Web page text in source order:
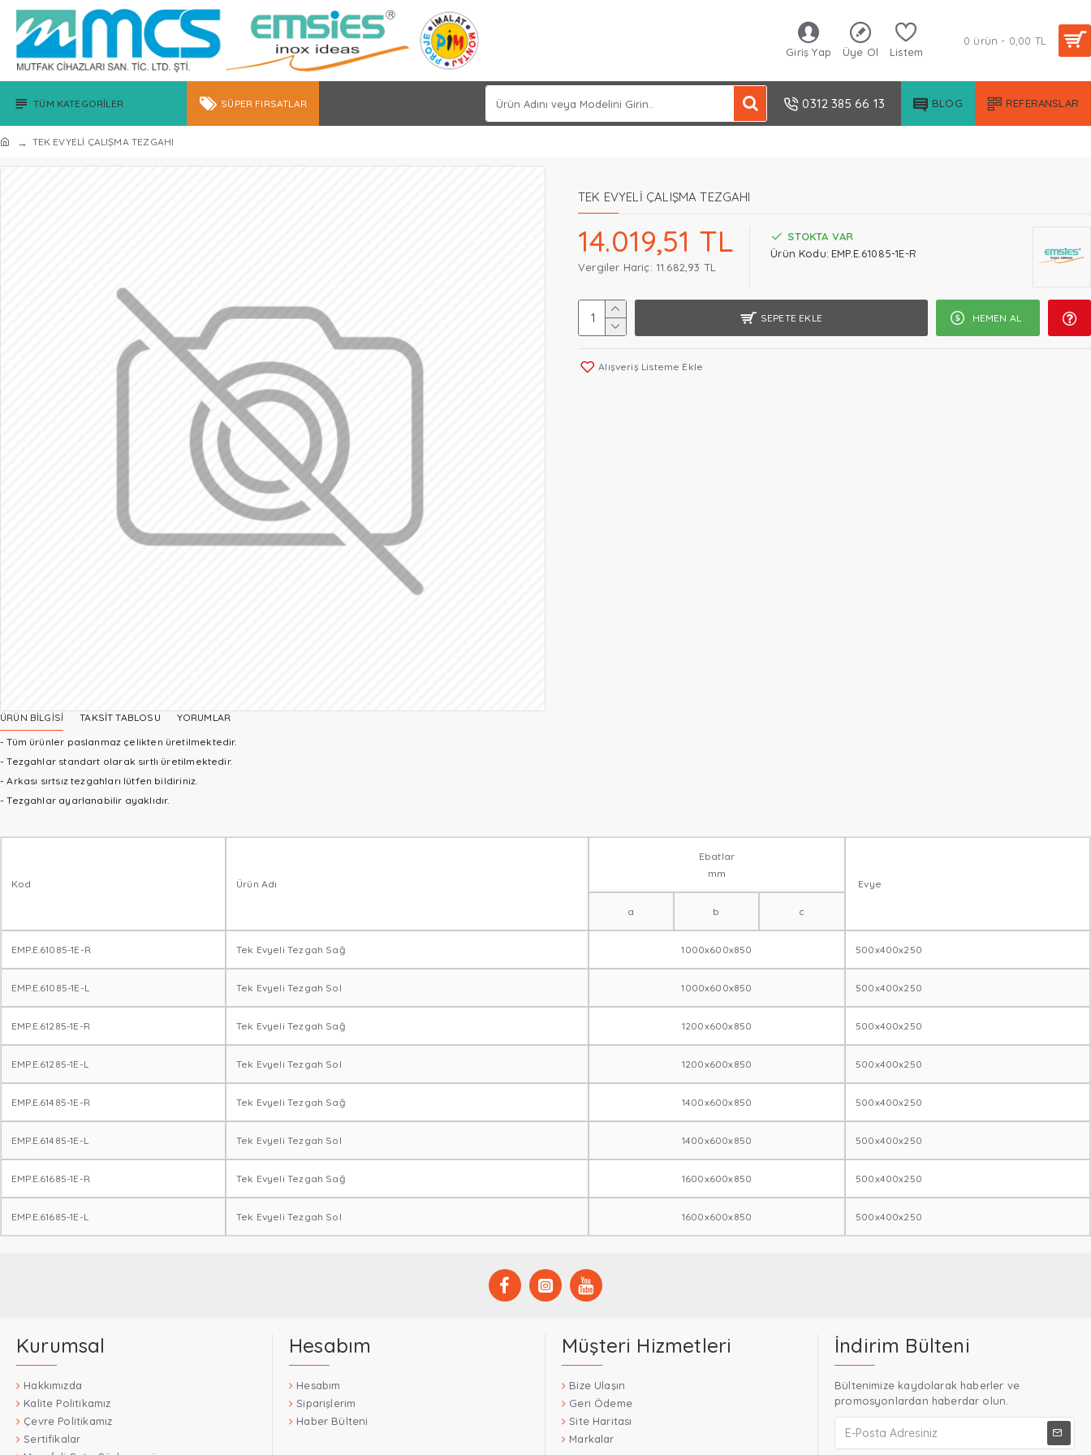
Giriş Yap Üye Ol Listem
0 ürün - 0,00 TL
TÜM KATEGORILER SÜPER FIRSATLAR 0312 385 66 13 BLOG REFERANSLAR
TEK EVYELİ ÇALIŞMA TEZGAHI
TEK EVYELİ ÇALIŞMA TEZGAHI
14.019,51 TL
Vergiler Hariç: 11.682,93 TL
STOKTA VAR
Ürün Kodu: EMP.E.61085-1E-R
SEPETE EKLE HEMEN AL
Alışveriş Listeme Ekle
ÜRÜN BILGISI TAKSIT TABLOSU
YORUMLAR
- Tüm ürünler paslanmaz çelikten üretilmektedir.
- Tezgahlar standart olarak sırtlı üretilmektedir.
- Arkası sırtsız tezgahları lütfen bildiriniz.
- Tezgahlar ayarlanabilir ayaklıdır.
Kod Ürün Adı
Ebatlar
mm
Evye
a b c
EMP.E.61085-1E-R Tek Evyeli Tezgah Sağ 1000x600x850 500x400x250
EMP.E.61085-1E-L Tek Evyeli Tezgah Sol 1000x600x850 500x400x250
EMP.E.61285-1E-R Tek Evyeli Tezgah Sağ 1200x600x850 500x400x250
EMP.E.61285-1E-L Tek Evyeli Tezgah Sol 1200x600x850 500x400x250
EMP.E.61485-1E-R Tek Evyeli Tezgah Sağ 1400x600x850 500x400x250
EMP.E.61485-1E-L Tek Evyeli Tezgah Sol 1400x600x850 500x400x250
EMP.E.61685-1E-R Tek Evyeli Tezgah Sağ 1600x600x850 500x400x250
EMP.E.61685-1E-L Tek Evyeli Tezgah Sol 1600x600x850 500x400x250
Kurumsal
Hakkımızda
Kalite Politikamız
Çevre Politikamız
Sertifikalar
Hesabım
Hesabım
Siparişlerim
Haber Bülteni
Müşteri Hizmetleri
Bize Ulaşın
Geri Ödeme
Site Haritası
Markalar
İndirim Bülteni
Bültenimize kaydolarak haberler ve
promosyonlardan haberdar olun.